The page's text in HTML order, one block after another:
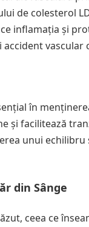
de colesterol
inflamația și
vascular
în
și facilitează
unui
din Sânge
ceea ce